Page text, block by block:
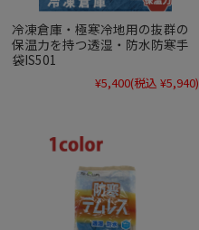
冷凍倉庫・極寒冷地用の抜群の
保温力を持つ透湿・防水防寒手
袋IS501
¥5,400(税込 ¥5,940)